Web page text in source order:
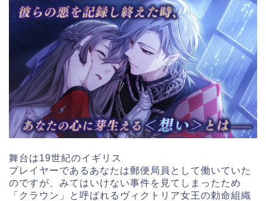
舞台は19世紀のイギリス
プレイヤーであるあなたは郵便局員として働いていた
のですが、みてはいけない事件を見てしまったため
「クラウン」と呼ばれるヴィクトリア女王の勅命組織